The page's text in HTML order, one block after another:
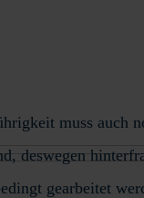
muss auch
gearbeitet